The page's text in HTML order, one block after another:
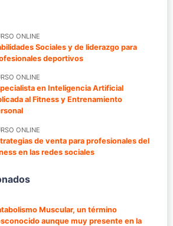
ONLINE
Sociales y de liderazgo para
deportivos
ONLINE
en Inteligencia Artificial
al Fitness y Entrenamiento
ONLINE
de venta para profesionales del
en las redes sociales
Muscular, un término
aunque muy presente en la